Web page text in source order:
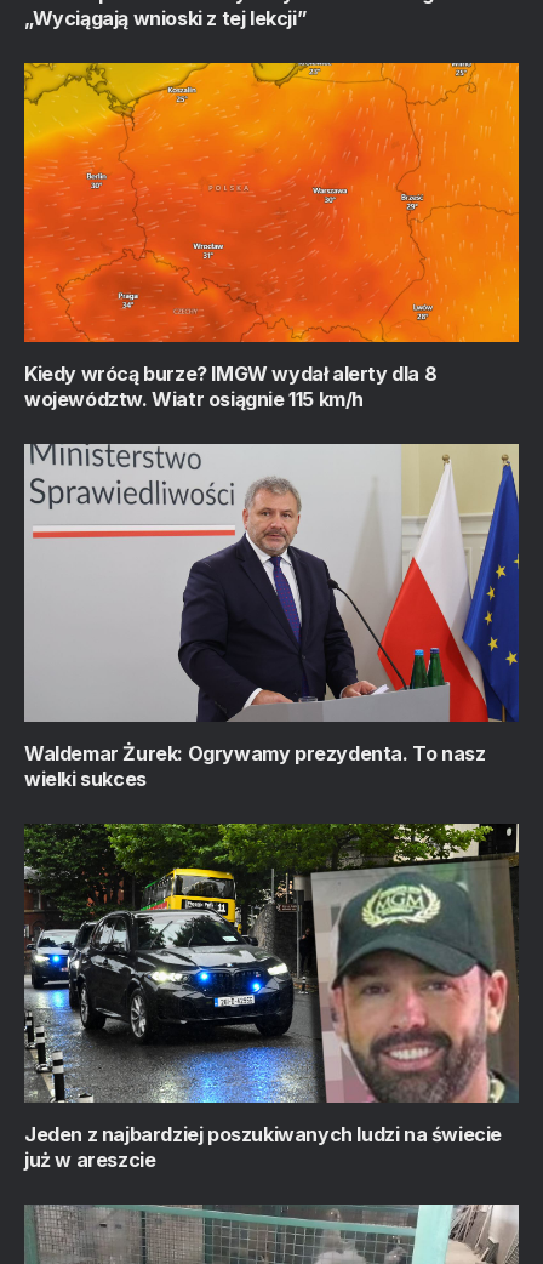
„Wyciągają wnioski z tej lekcji”
Kiedy wrócą burze? IMGW wydał alerty dla 8
województw. Wiatr osiągnie 115 km/h
Waldemar Żurek: Ogrywamy prezydenta. To nasz
wielki sukces
Jeden z najbardziej poszukiwanych ludzi na świecie
już w areszcie